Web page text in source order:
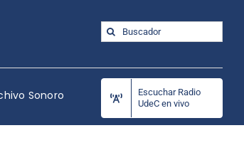
Buscar:
Sonoro
Escuchar Radio
UdeC en vivo